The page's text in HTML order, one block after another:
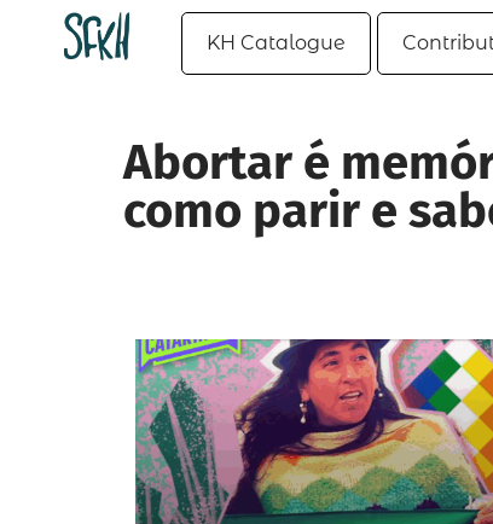
KH Catalogue
Abortar é
como parir e